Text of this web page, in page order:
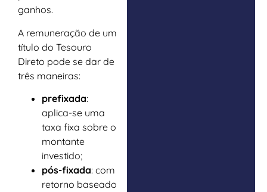
ganhos.
A remuneração de um
título do Tesouro
Direto pode se dar de
três maneiras:
prefixada:
aplica-se uma
taxa fixa sobre o
montante
investido;
pós-fixada: com
retorno baseado